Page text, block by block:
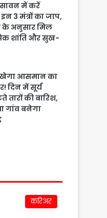
में करें
3 मंत्रों का जाप,
के अनुसार मिल
शांति और सुख-
आसमान का
दिन में सूर्य
तारों की बारिश,
गांव बनेगा
करिअर